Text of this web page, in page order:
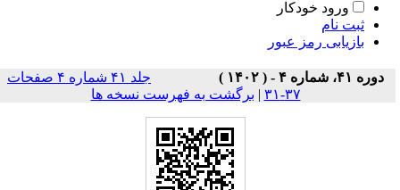
ورود خودکار
ثبت نام
بازیابی رمز عبور
دوره ۴۱، شماره ۴ - ( ۱۴۰۲ )
جلد ۴۱ شماره ۴ صفحات
۳۷-۳۱
| برگشت به فهرست نسخه ها